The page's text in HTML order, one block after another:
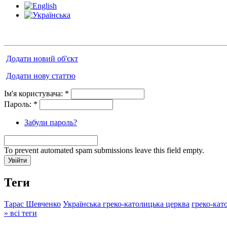
Додати новий об'єкт
Додати нову статтю
Ім'я користувача: *
Пароль: *
Забули пароль?
To prevent automated spam submissions leave this field empty.
Теги
Тарас Шевченко Українська греко-католицька церква греко-
» всі теги